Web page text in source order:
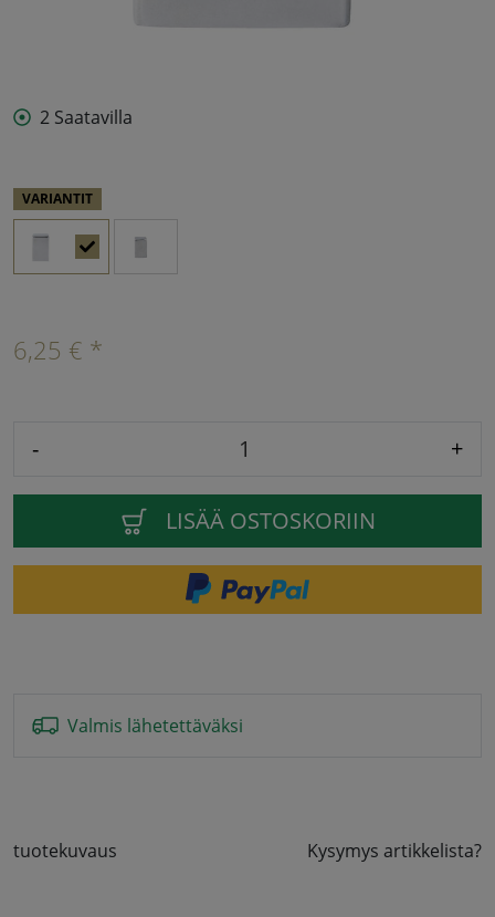
2 Saatavilla
VARIANTIT
6,25 € *
- +
LISÄÄ OSTOSKORIIN
Valmis lähetettäväksi
tuotekuvaus Kysymys artikkelista?